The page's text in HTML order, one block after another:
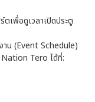
เพื่อดูเวลาเปิดประตู
น (Event Schedule)
Nation Tero ได้ที่: